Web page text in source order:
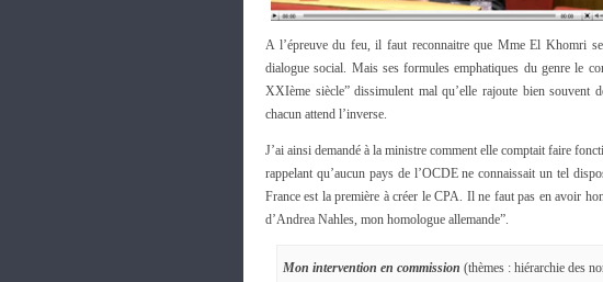
A l’épreuve du feu, il faut reconnaitre que Mme El Khomri
dialogue social. Mais ses formules emphatiques du genre le
XXIème siècle” dissimulent mal qu’elle rajoute bien souvent
chacun attend l’inverse.
J’ai ainsi demandé à la ministre comment elle comptait faire
rappelant qu’aucun pays de l’OCDE ne connaissait un tel
France est la première à créer le CPA. Il ne faut pas en avoir
d’Andrea Nahles, mon homologue allemande”.
Mon intervention en commission (thèmes : hiérarchie des